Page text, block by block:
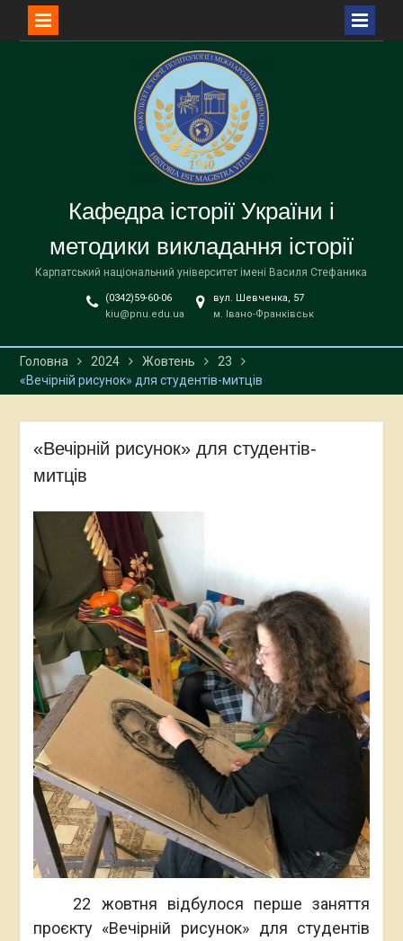
Кафедра історії України і
методики викладання історії
Карпатський національний університет імені Василя Стефаника
(0342)59-60-06
kiu@pnu.edu.ua
вул. Шевченка, 57
м. Івано-Франківськ
Головна 2024 Жовтень
23
«Вечірній рисунок» для студентів-митців
«Вечірній рисунок» для студентів-
митців
22 жовтня відбулося перше заняття
проєкту «Вечірній рисунок» для студентів